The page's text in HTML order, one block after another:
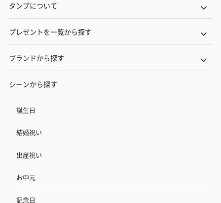
タンプについて
プレゼントを一覧から探す
ブランドから探す
シーンから探す
誕生日
結婚祝い
出産祝い
お中元
記念日